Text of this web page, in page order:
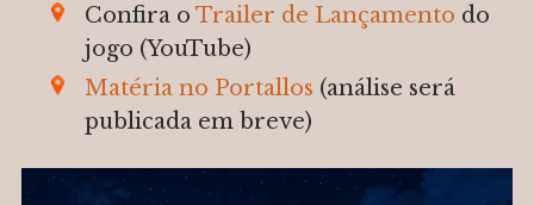
Confira o Trailer de Lançamento do
jogo (YouTube)
Matéria no Portallos (análise será
publicada em breve)